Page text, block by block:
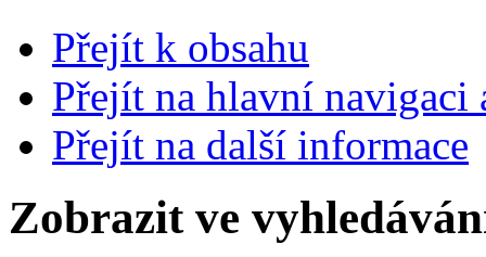
Přejít k obsahu
Přejít na hlavní navigaci
Přejít na další informace
Zobrazit ve